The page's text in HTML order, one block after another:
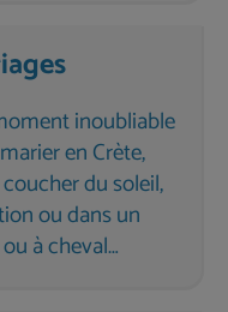
inoubliable
en Crète,
du soleil,
ou dans un
à cheval…